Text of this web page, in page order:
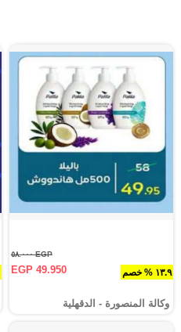
١٣.٩ % خصم
EGP ٥٨.٠٠٠
EGP 49.950
وكالة المنصورة - الدقهلية‎